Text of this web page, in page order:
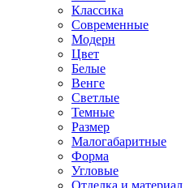
Классика
Современные
Модерн
Цвет
Белые
Венге
Светлые
Темные
Размер
Малогабаритные
Форма
Угловые
Отделка и материал